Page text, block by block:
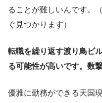
ることが難しいんです。
ぐ見つかります）
転職を繰り返す渡り鳥ビ
る可能性が高いです。数
優雅に勤務ができる天国